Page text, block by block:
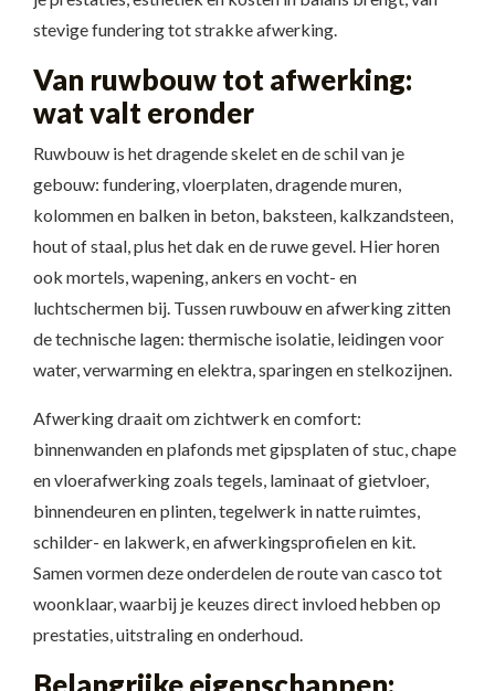
stevige fundering tot strakke afwerking.
Van ruwbouw tot afwerking:
wat valt eronder
Ruwbouw is het dragende skelet en de schil van je
gebouw: fundering, vloerplaten, dragende muren,
kolommen en balken in beton, baksteen, kalkzandsteen,
hout of staal, plus het dak en de ruwe gevel. Hier horen
ook mortels, wapening, ankers en vocht- en
luchtschermen bij. Tussen ruwbouw en afwerking zitten
de technische lagen: thermische isolatie, leidingen voor
water, verwarming en elektra, sparingen en stelkozijnen.
Afwerking draait om zichtwerk en comfort:
binnenwanden en plafonds met gipsplaten of stuc, chape
en vloerafwerking zoals tegels, laminaat of gietvloer,
binnendeuren en plinten, tegelwerk in natte ruimtes,
schilder- en lakwerk, en afwerkingsprofielen en kit.
Samen vormen deze onderdelen de route van casco tot
woonklaar, waarbij je keuzes direct invloed hebben op
prestaties, uitstraling en onderhoud.